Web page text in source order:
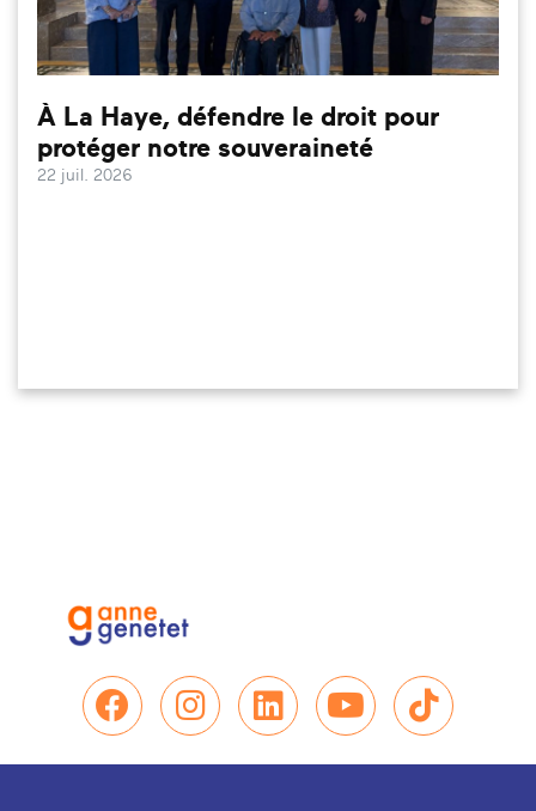
À La Haye, défendre le droit pour
protéger notre souveraineté
22 juil. 2026
Nous retrouver sur
Nous retrouver sur
Nous retrouver
NousNous